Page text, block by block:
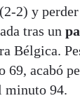
2) y
tras un
Bélgica.
69, acabó
minuto 94.